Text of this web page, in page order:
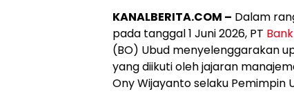
KANALBERITA.COM – Dalam
pada tanggal 1 Juni 2026, PT
(BO) Ubud menyelenggarakan
yang diikuti oleh jajaran
Ony Wijayanto selaku